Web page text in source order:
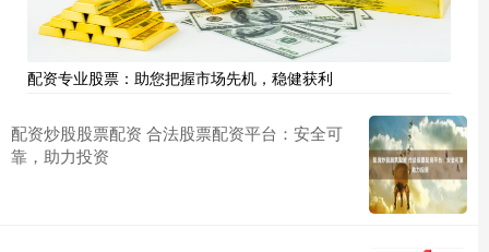
配资专业股票：助您把握市场先机，稳健获利
配资炒股股票配资 合法股票配资平台：安全可
靠，助力投资